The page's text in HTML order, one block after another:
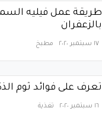
طريقة عمل فيليه
بالزعفران
١٧ سبتمبر ٢٠٢٠ مطبخ
تعرف على فوائد ثوم
١٦ سبتمبر ٢٠٢٠ تغذية